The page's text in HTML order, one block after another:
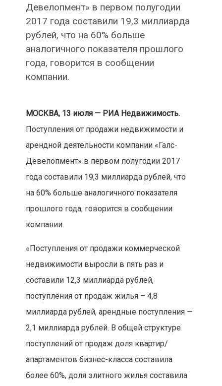
Девелопмент» в первом полугодии
2017 года составили 19,3 миллиарда
рублей, что на 60% больше
аналогичного показателя прошлого
года, говорится в сообщении
компании.
МОСКВА, 13 июля — РИА Недвижимость.
Поступления от продажи недвижимости и
арендной деятельности компании «Галс-
Девелопмент» в первом полугодии 2017
года составили 19,3 миллиарда рублей, что
на 60% больше аналогичного показателя
прошлого года, говорится в сообщении
компании.
«Поступления от продажи коммерческой
недвижимости выросли в пять раз и
составили 12,3 миллиарда рублей,
поступления от продаж жилья – 4,8
миллиарда рублей, арендные поступления —
2,1 миллиарда рублей. В общей структуре
поступлений от продаж доля квартир/
апартаментов бизнес-класса составила
более 60%, доля элитного жилья составила